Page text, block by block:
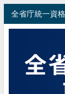
全省庁統一資